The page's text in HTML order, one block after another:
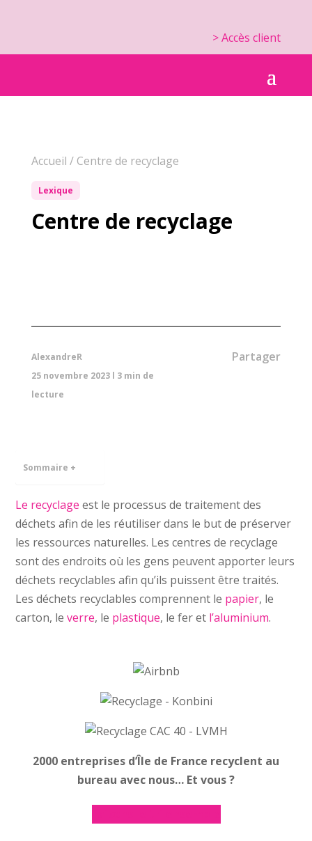
> Accès client
Accueil / Centre de recyclage
Lexique
Centre de recyclage
AlexandreR
25 novembre 2023l 3 min de
lecture
Partager
Sommaire +
Le recyclage est le processus de traitement des
déchets afin de les réutiliser dans le but de préserver
les ressources naturelles. Les centres de recyclage
sont des endroits où les gens peuvent apporter leurs
déchets recyclables afin qu’ils puissent être traités.
Les déchets recyclables comprennent le papier, le
carton, leverre, le plastique, le fer et l’aluminium.
2000 entreprises d’Île de France recyclent au
bureau avec nous… Et vous ?